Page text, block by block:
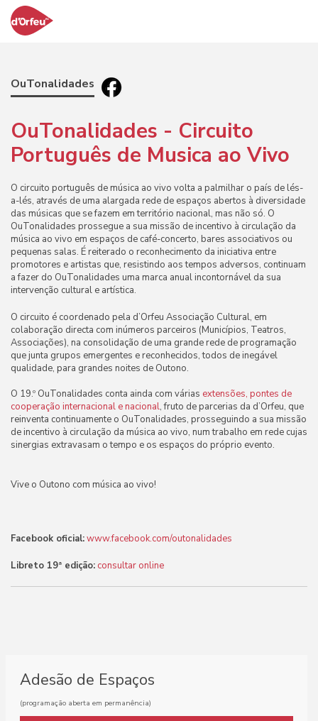
OuTonalidades
OuTonalidades - Circuito
Português de Musica ao Vivo
O circuito português de música ao vivo volta a palmilhar o país de lés-
a-lés, através de uma alargada rede de espaços abertos à diversidade
das músicas que se fazem em território nacional, mas não só. O
OuTonalidades prossegue a sua missão de incentivo à circulação da
música ao vivo em espaços de café-concerto, bares associativos ou
pequenas salas. É reiterado o reconhecimento da iniciativa entre
promotores e artistas que, resistindo aos tempos adversos, continuam
a fazer do OuTonalidades uma marca anual incontornável da sua
intervenção cultural e artística.
O circuito é coordenado pela d’Orfeu Associação Cultural, em
colaboração directa com inúmeros parceiros (Municípios, Teatros,
Associações), na consolidação de uma grande rede de programação
que junta grupos emergentes e reconhecidos, todos de inegável
qualidade, para grandes noites de Outono.
O 19.º OuTonalidades conta ainda com várias extensões, pontes de
cooperação internacional e nacional, fruto de parcerias da d’Orfeu, que
reinventa continuamente o OuTonalidades, prosseguindo a sua missão
de incentivo à circulação da música ao vivo, num trabalho em rede cujas
sinergias extravasam o tempo e os espaços do próprio evento.
Vive o Outono com música ao vivo!
Facebook oficial:www.facebook.com/outonalidades
Libreto 19ª edição: consultar online
Adesão de Espaços
(programação aberta em permanência)